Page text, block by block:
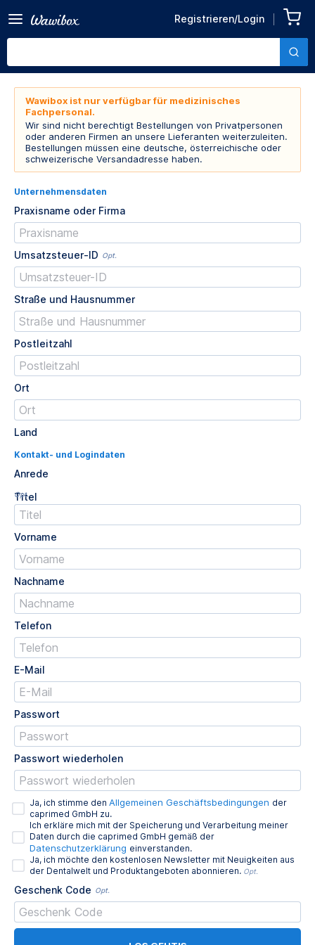
Registrieren/Login
Wawibox ist nur verfügbar für medizinisches
Fachpersonal.
Wir sind nicht berechtigt Bestellungen von Privatpersonen
oder anderen Firmen an unsere Lieferanten weiterzuleiten.
Bestellungen müssen eine deutsche, österreichische oder
schweizerische Versandadresse haben.
Unternehmensdaten
Praxisname oder Firma
Umsatzsteuer-ID Opt.
Straße und Hausnummer
Postleitzahl
Ort
Land
Kontakt- und Logindaten
Anrede
Titel
Opt.
Vorname
Nachname
Telefon
E-Mail
Passwort
Passwort wiederholen
Ja, ich stimme den Allgemeinen Geschäftsbedingungen der
caprimed GmbH zu.
Ich erkläre mich mit der Speicherung und Verarbeitung meiner
Daten durch die caprimed GmbH gemäß der
Datenschutzerklärung einverstanden.
Ja, ich möchte den kostenlosen Newsletter mit Neuigkeiten aus
der Dentalwelt und Produktangeboten abonnieren. Opt.
Geschenk Code Opt.